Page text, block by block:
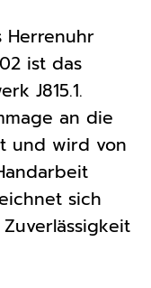
Herrenuhr
ist das
J815.1.
an die
und wird von
sich